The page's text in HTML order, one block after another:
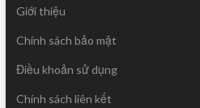
Giới thiệu
Chính sách bảo mật
Điều khoản sử dụng
Chính sách liên kết